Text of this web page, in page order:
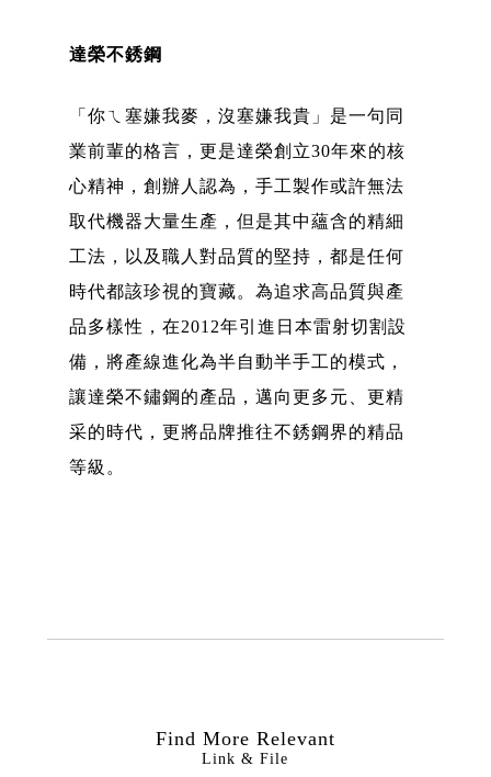
達榮不銹鋼
「你ㄟ塞嫌我麥，沒塞嫌我貴」是一句同
業前輩的格言，更是達榮創立30年來的核
心精神，創辦人認為，手工製作或許無法
取代機器大量生產，但是其中蘊含的精細
工法，以及職人對品質的堅持，都是任何
時代都該珍視的寶藏。為追求高品質與產
品多樣性，在2012年引進日本雷射切割設
備，將產線進化為半自動半手工的模式，
讓達榮不鏽鋼的產品，邁向更多元、更精
采的時代，更將品牌推往不銹鋼界的精品
等級。
Find More Relevant
Link & File